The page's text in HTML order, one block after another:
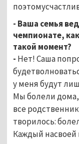
- Ваша семья
чемпионате,
такой момент?
- Нет! Саша
у меня будут
Мы болели
все
творилось:
Каждый насвоей